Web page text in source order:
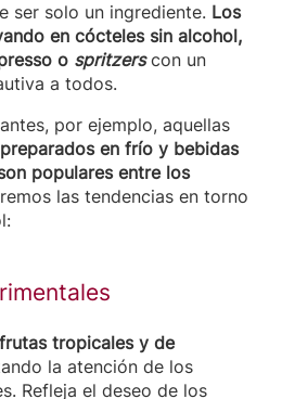
ser solo un ingrediente. Los
en cócteles sin alcohol,
o spritzerscon un
a todos.
por ejemplo, aquellas
en frío y bebidas
populares entre los
las tendencias en torno
tropicales y de
la atención de los
Refleja el deseo de los